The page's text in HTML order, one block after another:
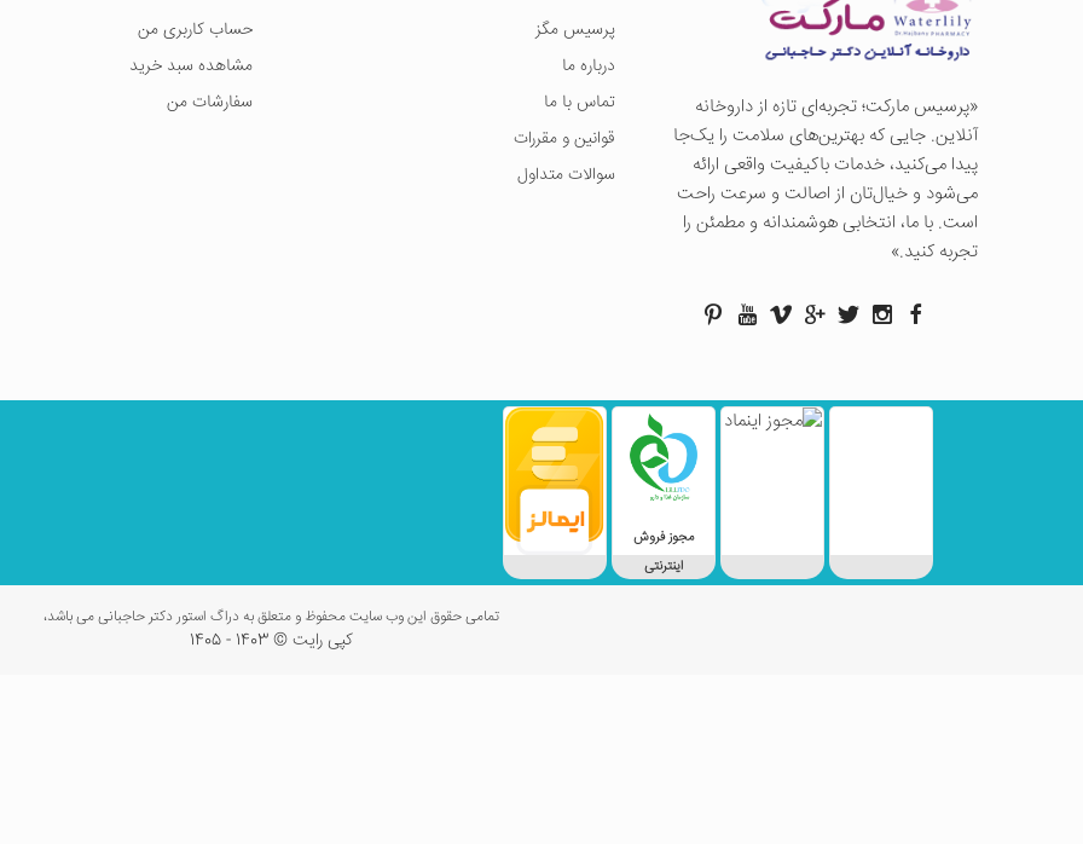
«پرسيس ماركت؛ تجربه‌ای تازه از داروخانه
آنلاین. جایی که بهترین‌های سلامت را یک‌جا
پیدا می‌کنید، خدمات باکیفیت واقعی ارائه
می‌شود و خیال‌تان از اصالت و سرعت راحت
است. با ما، انتخابی هوشمندانه و مطمئن را
تجربه کنید.»
پرسیس مگز
درباره ما
تماس با ما
قوانین و مقررات
سوالات متداول
حساب کاربری من
مشاهده سبد خرید
سفارشات من
مجوز فروش
اینترنتی
تمامی حقوق این وب سایت محفوظ و متعلق به دراگ استور دکتر حاجبانی می باشد،
کپی رایت © 1403 - 1405